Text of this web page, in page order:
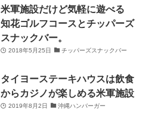
米軍施設だけど気軽に遊べる
知花ゴルフコースとチッパーズ
スナックバー。
2018年5月25日 チッパーズスナックバー
タイヨーステーキハウスは飲食
からカジノが楽しめる米軍施設
2019年8月2日 沖縄ハンバーガー